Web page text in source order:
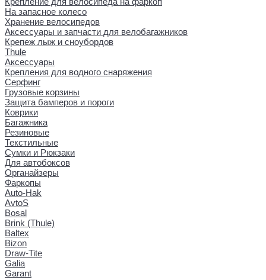
На запасное колесо
Хранение велосипедов
Аксессуары и запчасти для велобагажников
Крепеж лыж и сноубордов
Thule
Аксессуары
Крепления для водного снаряжения
Серфинг
Грузовые корзины
Защита бамперов и пороги
Коврики
Багажника
Резиновые
Текстильные
Сумки и Рюкзаки
Для автобоксов
Органайзеры
Фаркопы
Auto-Hak
AvtoS
Bosal
Brink (Thule)
Baltex
Bizon
Draw-Tite
Galia
Garant